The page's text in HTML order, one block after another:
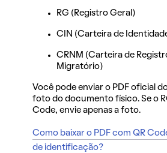
RG (Registro Geral)
CIN (Carteira de
CRNM (Carteira de
Migratório)
Você pode enviar o PDF oficial
foto do documento físico. Se o
Code, envie apenas a foto.
Como baixar o PDF com QR
de identificação?